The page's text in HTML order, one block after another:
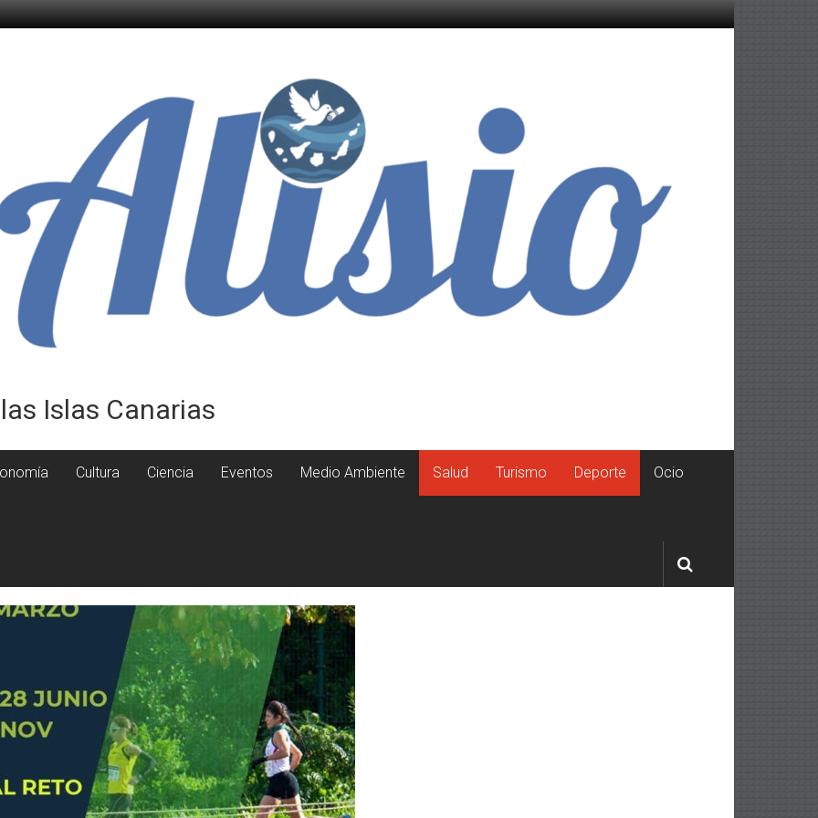
Islas Canarias
Cultura Ciencia Eventos Medio Ambiente Salud Turismo Deporte Ocio